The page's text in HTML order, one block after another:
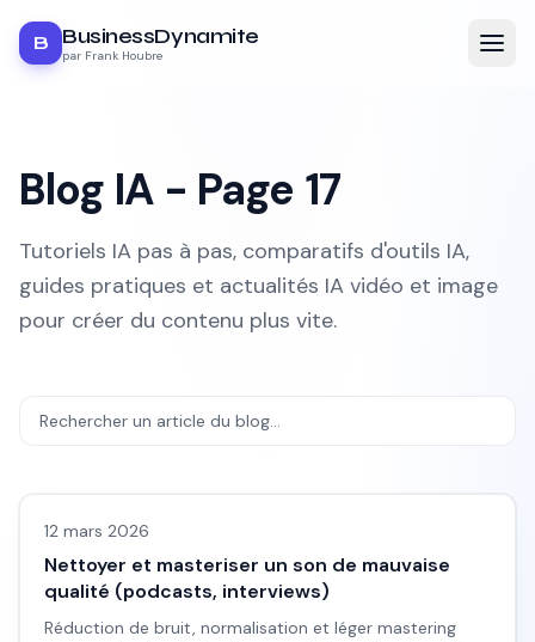
B BusinessDynamite
par Frank Houbre
Blog IA - Page 17
Tutoriels IA pas à pas, comparatifs d'outils IA,
guides pratiques et actualités IA vidéo et image
pour créer du contenu plus vite.
12 mars 2026
Nettoyer et masteriser un son de mauvaise
qualité (podcasts, interviews)
Réduction de bruit, normalisation et léger mastering